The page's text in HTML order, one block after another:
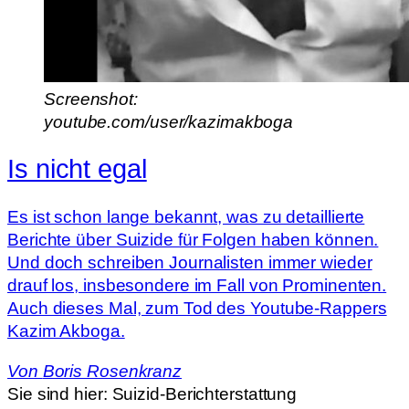
Screenshot:
youtube.com/user/kazimakboga
Is nicht egal
Es ist schon lange bekannt, was zu detaillierte
Berichte über Suizide für Folgen haben können.
Und doch schreiben Journalisten immer wieder
drauf los, insbesondere im Fall von Prominenten.
Auch dieses Mal, zum Tod des Youtube-Rappers
Kazim Akboga.
Von Boris Rosenkranz
Sie sind hier: Suizid-Berichterstattung